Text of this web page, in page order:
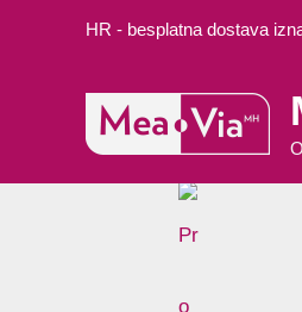
HR - besplatna dostava